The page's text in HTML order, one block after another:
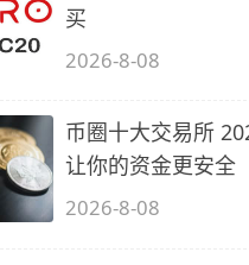
买
2026-8-08
币圈十大交易所
让你的资金更安全
2026-8-08